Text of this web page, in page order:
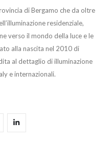
di Bergamo che da oltre
residenziale,
verso il mondo della luce e le
alla nascita nel 2010 di
al dettaglio di illuminazione
e internazionali.